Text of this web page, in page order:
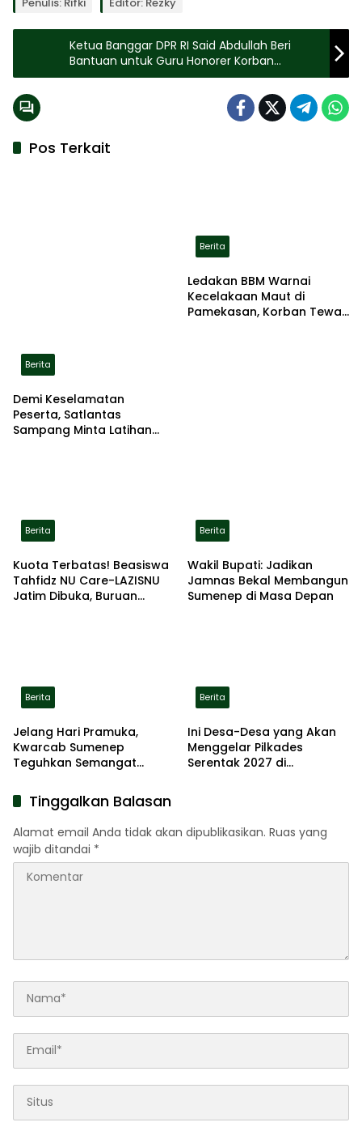
Ketua Banggar DPR RI Said Abdullah Beri
Bantuan untuk Guru Honorer Korban
Kekerasan di Kangean
Pos Terkait
Berita
Demi Keselamatan
Peserta, Satlantas
Sampang Minta Latihan
Berita
Ledakan BBM Warnai
Kecelakaan Maut di
Pamekasan, Korban Tewas
Berita
Kuota Terbatas! Beasiswa
Tahfidz NU Care-LAZISNU
Jatim Dibuka, Buruan
Berita
Wakil Bupati: Jadikan
Jamnas Bekal Membangun
Sumenep di Masa Depan
Berita
Jelang Hari Pramuka,
Kwarcab Sumenep
Teguhkan Semangat
Pahlawan
Berita
Ini Desa-Desa yang Akan
Menggelar Pilkades
Serentak 2027 di
Tinggalkan Balasan
Alamat email Anda tidak akan dipublikasikan. Ruas yang
wajib ditandai *